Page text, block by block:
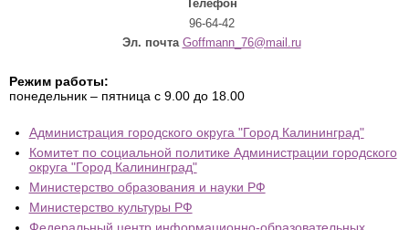
Телефон
96-64-42
Эл. почта Goffmann_76@mail.ru
Режим работы:
понедельник – пятница с 9.00 до 18.00
Администрация городского округа "Город Калининград"
Комитет по социальной политике Администрации городского
округа "Город Калининград"
Министерство образования и науки РФ
Министерство культуры РФ